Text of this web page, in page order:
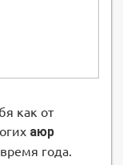
как от
аюр
года.